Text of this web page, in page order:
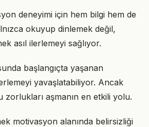
deneyimi için hem bilgi hem de
okuyup dinlemek değil,
asıl ilerlemeyi sağlıyor.
başlangıçta yaşanan
yavaşlatabiliyor. Ancak
zorlukları aşmanın en etkili yolu.
motivasyon alanında belirsizliği